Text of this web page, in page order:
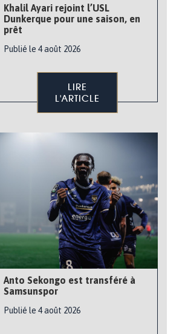
Khalil Ayari rejoint l’USL
Dunkerque pour une saison, en
prêt
Publié le 4 août 2026
LIRE
L'ARTICLE
Anto Sekongo est transféré à
Samsunspor
Publié le 4 août 2026